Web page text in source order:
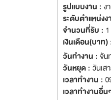
รูปแบบงาน :ง
ระดับตำแหน่งง
จำนวนที่รับ :
เงินเดือน(บาท)
วันทำงาน : จั
วันหยุด :วันเส
เวลาทำงาน :
เวลาทำงานอื่